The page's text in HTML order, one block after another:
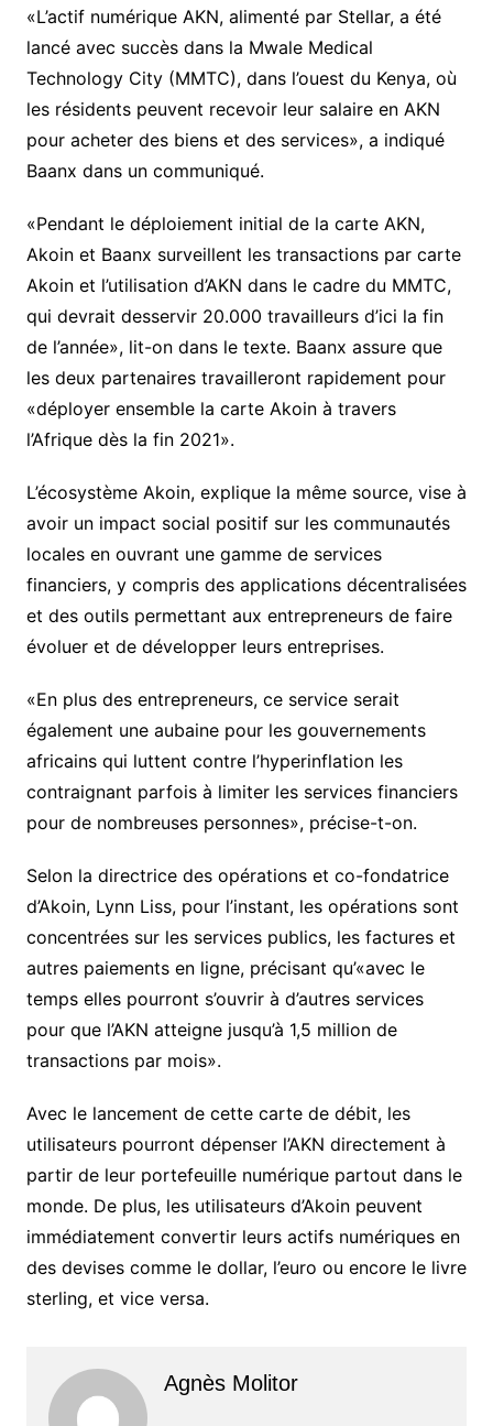
«L’actif numérique AKN, alimenté par Stellar, a été
lancé avec succès dans la Mwale Medical
Technology City (MMTC), dans l’ouest du Kenya, où
les résidents peuvent recevoir leur salaire en AKN
pour acheter des biens et des services», a indiqué
Baanx dans un communiqué.
«Pendant le déploiement initial de la carte AKN,
Akoin et Baanx surveillent les transactions par carte
Akoin et l’utilisation d’AKN dans le cadre du MMTC,
qui devrait desservir 20.000 travailleurs d’ici la fin
de l’année», lit-on dans le texte. Baanx assure que
les deux partenaires travailleront rapidement pour
«déployer ensemble la carte Akoin à travers
l’Afrique dès la fin 2021».
L’écosystème Akoin, explique la même source, vise à
avoir un impact social positif sur les communautés
locales en ouvrant une gamme de services
financiers, y compris des applications décentralisées
et des outils permettant aux entrepreneurs de faire
évoluer et de développer leurs entreprises.
«En plus des entrepreneurs, ce service serait
également une aubaine pour les gouvernements
africains qui luttent contre l’hyperinflation les
contraignant parfois à limiter les services financiers
pour de nombreuses personnes», précise-t-on.
Selon la directrice des opérations et co-fondatrice
d’Akoin, Lynn Liss, pour l’instant, les opérations sont
concentrées sur les services publics, les factures et
autres paiements en ligne, précisant qu’«avec le
temps elles pourront s’ouvrir à d’autres services
pour que l’AKN atteigne jusqu’à 1,5 million de
transactions par mois».
Avec le lancement de cette carte de débit, les
utilisateurs pourront dépenser l’AKN directement à
partir de leur portefeuille numérique partout dans le
monde. De plus, les utilisateurs d’Akoin peuvent
immédiatement convertir leurs actifs numériques en
des devises comme le dollar, l’euro ou encore le livre
sterling, et vice versa.
Agnès Molitor